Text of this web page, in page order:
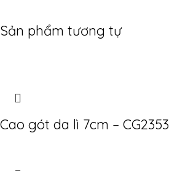
Sản phẩm tương tự
Cao gót da lì 7cm – CG2353